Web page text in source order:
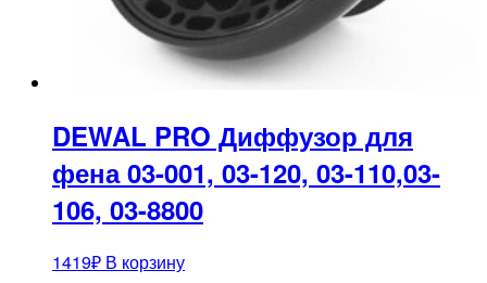
DEWAL PRO Диффузор для
фена 03-001, 03-120, 03-110,03-
106, 03-8800
1419₽ В корзину